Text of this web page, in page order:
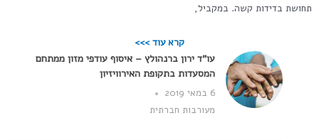
תחושת בדידות קשה. במקביל,
קרא עוד >>>
עו"ד ירון ברנהולץ – איסוף עודפי מזון ממתחם
המסעדות בתקופת האירוויזיון
6 במאי 2019
מעורבות חברתית